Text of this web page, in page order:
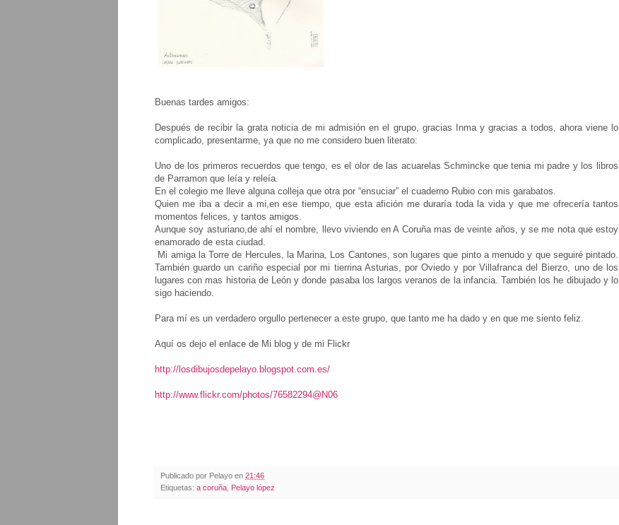
Buenas tardes amigos:
Después de recibir la grata noticia de mi admisión en el grupo, gracias Inma y gracias a todos, ahora viene lo
complicado, presentarme, ya que no me considero buen literato:
Uno de los primeros recuerdos que tengo, es el olor de las acuarelas Schmincke que tenia mi padre y los libros
de Parramon que leía y releía.
En el colegio me lleve alguna colleja que otra por “ensuciar” el cuaderno Rubio con mis garabatos.
Quien me iba a decir a mi,en ese tiempo, que esta afición me duraría toda la vida y que me ofrecería tantos
momentos felices, y tantos amigos.
Aunque soy asturiano,de ahí el nombre, llevo viviendo en A Coruña mas de veinte años, y se me nota que estoy
enamorado de esta ciudad.
Mi amiga la Torre de Hercules, la Marina, Los Cantones, son lugares que pinto a menudo y que seguiré pintado.
También guardo un cariño especial por mi tierrina Asturias, por Oviedo y por Villafranca del Bierzo, uno de los
lugares con mas historia de León y donde pasaba los largos veranos de la infancia. También los he dibujado y lo
sigo haciendo.
Para mí es un verdadero orgullo pertenecer a este grupo, que tanto me ha dado y en que me siento feliz.
Aquí os dejo el enlace de Mi blog y de mi Flickr
http://losdibujosdepelayo.blogspot.com.es/
http://www.flickr.com/photos/76582294@N06
Publicado por Pelayo en 21:46
Etiquetas: a coruña Pelayo lópez